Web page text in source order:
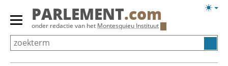
Overslaan
Primair
menu
tonen/verbergen
PARLEMENT.com
onder redactie van het Montesquieu Instituut